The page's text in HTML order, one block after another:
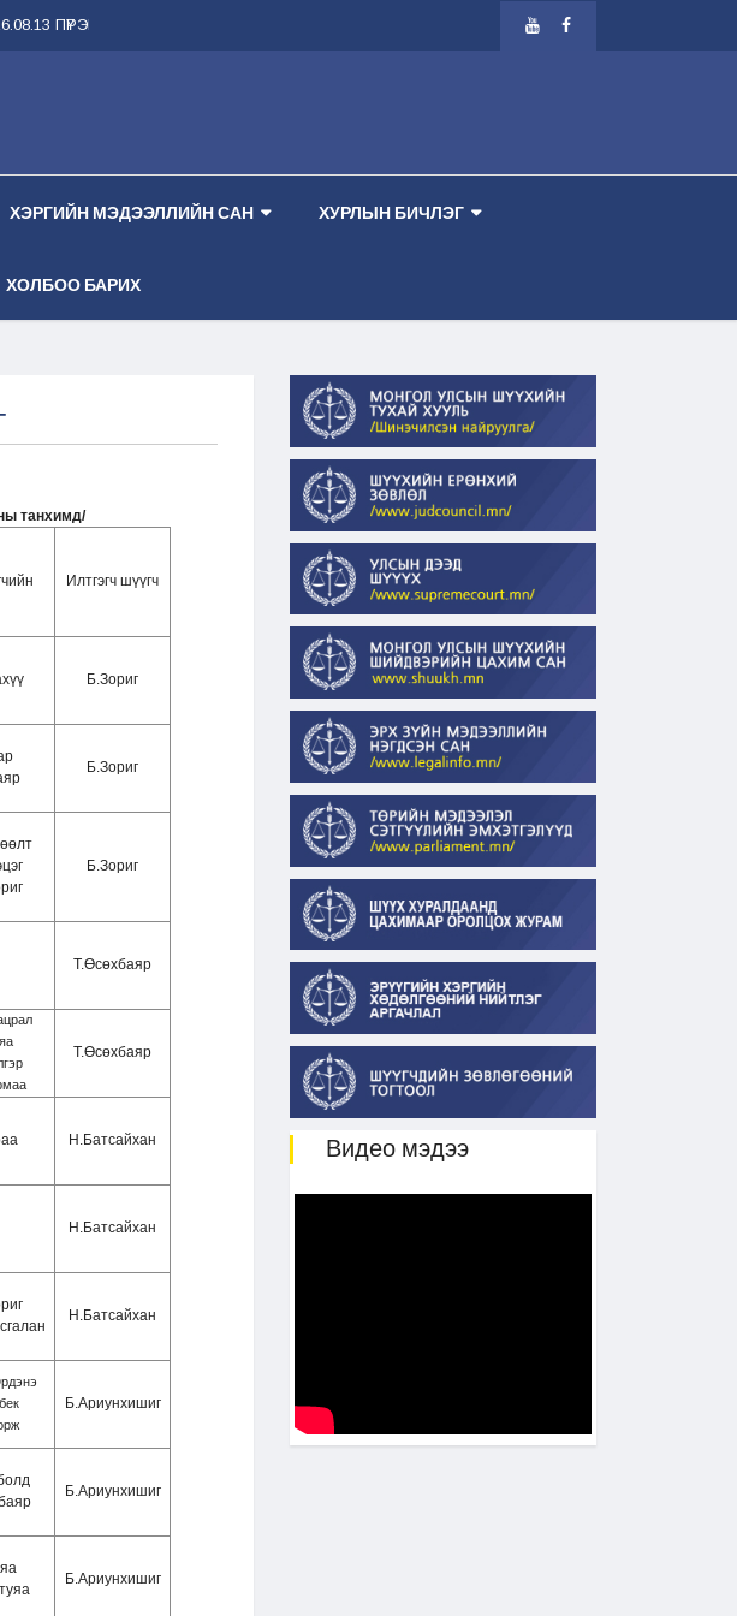
ПҮРЭВ ГАРАГ 1 ДҮГЭЭР ТАНХИМ -- -- ШҮҮХ ХУРАЛДААНЫ ЗАР 2026.08.13 ПҮРЭВ ГАРАГ 2
ХЭРГИЙН МЭДЭЭЛЛИЙН САН ХУРЛЫН БИЧЛЭГ
ХОЛБОО БАРИХ
танхимд/
Илтгэгч шүүгч
Б.Зориг
Б.Зориг
Б.Зориг
Т.Өсөхбаяр
Т.Өсөхбаяр
Н.Батсайхан
Н.Батсайхан
Н.Батсайхан
Б.Ариунхишиг
Б.Ариунхишиг
Б.Ариунхишиг
Видео мэдээ